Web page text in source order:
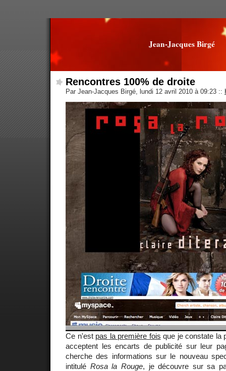
Jean-Jacques Birgé
Rencontres 100% de droite
Par Jean-Jacques Birgé, lundi 12 avril 2010 à 09:23 ::
Ce n'est pas la première fois que je constate la
acceptent les encarts de publicité sur leur
cherche des informations sur le nouveau
intitulé Rosa la Rouge, je découvre sur sa